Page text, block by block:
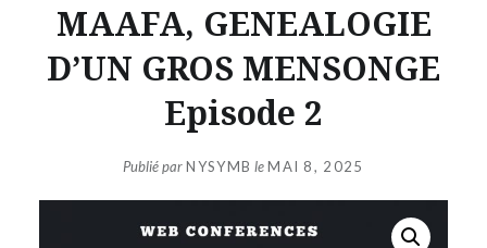
MAAFA, GENEALOGIE
D’UN GROS MENSONGE
Episode 2
Publié parNYSYMB leMAI 8, 2025